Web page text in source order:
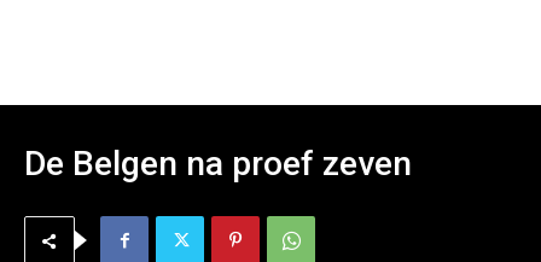
De Belgen na proef zeven